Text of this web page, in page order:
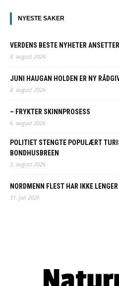
NYESTE SAKER
VERDENS BESTE NYHETER
8. august 2026
JUNI HAUGAN HOLDEN ER NY
8. august 2026
– FRYKTER SKINNPROSESS
6. august 2026
POLITIET STENGTE POPULÆRT
BONDHUSBREEN
3. august 2026
NORDMENN FLEST HAR IKKE
31. juli 2026